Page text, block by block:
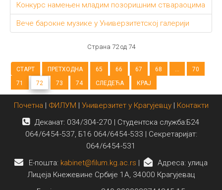
Конкурс намењен младим позоришним ствараоцима
Вече барокне музике у Универзитетској галерији
Страна 72 од 74
СТАРТ ПРЕТХОДНА 65 66 67 68 ...
70
71
72 73 74 СЛЕДЕЋА КРАЈ
Почетна ФИЛУМ Универзитет у Крагујевцу| Контакти
Деканат: 034/304-270 | Студентска служба:Б24
064/6454-537, Б16 064/6454-533 | Секретаријат:
064/6454-531
E-пошта: kabinet@filum.kg.ac.rs
Адреса: улица
Лицеја Кнежевине Србије 1А, 34000 Крагујевац